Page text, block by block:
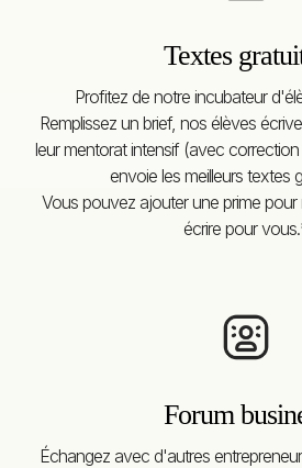
Textes
Profitez de notre incubateur
Remplissez un brief, nos élèves
leur mentorat intensif (avec
envoie les meilleurs textes
Vous pouvez ajouter une prime pour
écrire pour
Forum
Échangez avec d'autres